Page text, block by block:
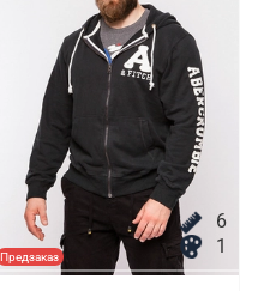
Предзаказ
6
1